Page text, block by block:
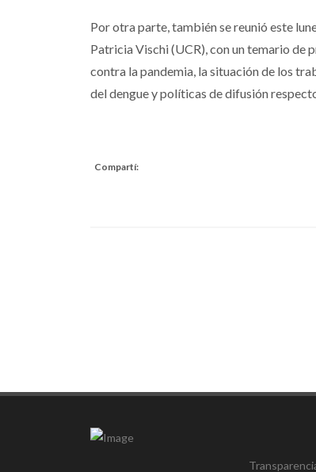
Por otra parte, también se reunió este
Patricia Vischi (UCR), con un temario de
contra la pandemia, la situación de los
del dengue y políticas de difusión
Compartí: